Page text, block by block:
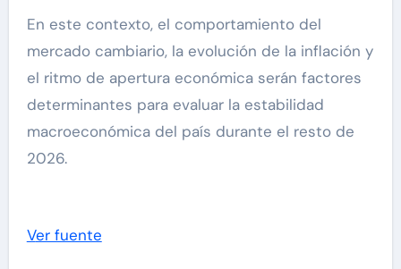
En este contexto, el comportamiento del
mercado cambiario, la evolución de la inflación y
el ritmo de apertura económica serán factores
determinantes para evaluar la estabilidad
macroeconómica del país durante el resto de
2026.
Ver fuente